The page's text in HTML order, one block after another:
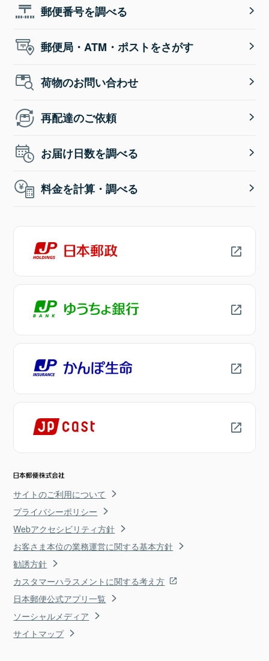
郵便番号を調べる
郵便局・ATM・ポストをさがす
荷物のお問い合わせ
再配達のご依頼
お届け日数を調べる
料金を計算・調べる
サイトのご利用について
プライバシーポリシー
Webアクセシビリティ方針
お客さま本位の業務運営に関する基本方針
勧誘方針
カスタマーハラスメントに関する考え方
日本郵便公式アプリ一覧
ソーシャルメディア
サイトマップ